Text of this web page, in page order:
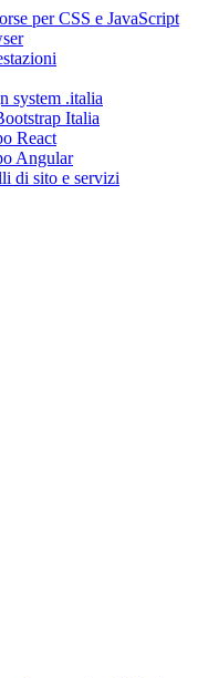
per CSS e JavaScript
system .italia
Italia
React
Angular
di sito e servizi